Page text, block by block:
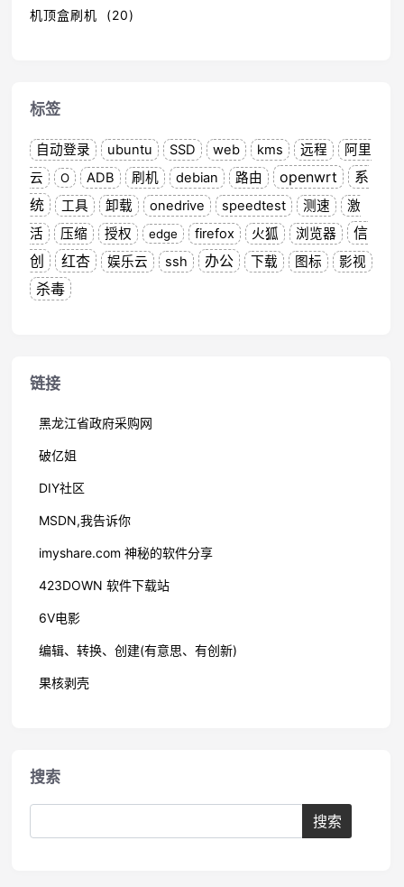
机顶盒刷机 (20)
标签
自动登录 ubuntu SSD web kms 远程
阿里
云
O ADB 刷机 debian 路由 openwrt
系
统
工具 卸载 onedrive speedtest 测速
激
活
压缩 授权 edge firefox 火狐 浏览器
信
创
红杏 娱乐云 ssh 办公 下载 图标 影视
杀毒
链接
黑龙江省政府采购网
破亿姐
DIY社区
MSDN,我告诉你
imyshare.com 神秘的软件分享
423DOWN 软件下载站
6V电影
编辑、转换、创建(有意思、有创新)
果核剥壳
搜索